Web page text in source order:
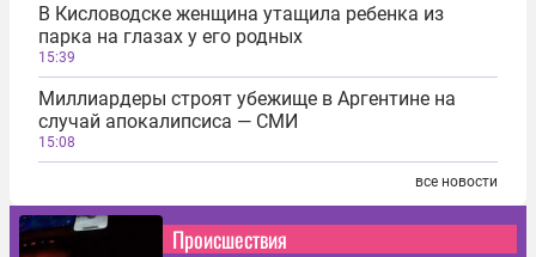
В Кисловодске женщина утащила ребенка из
парка на глазах у его родных
15:39
Миллиардеры строят убежище в Аргентине на
случай апокалипсиса — СМИ
15:08
все новости
Происшествия